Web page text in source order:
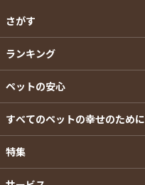
さがす
ランキング
ペットの安心
すべてのペットの幸せのために
特集